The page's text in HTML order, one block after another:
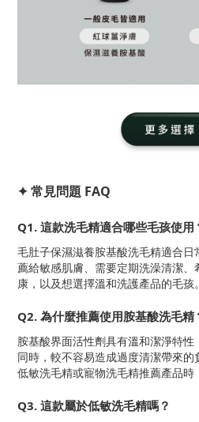
✦ 常見問題 FAQ
Q1. 這款洗毛精適合哪些毛孩使用
毛肚子保濕滋養胺基酸洗毛精適合
薦給敏感肌膚、需要定期洗澡清潔
康，以及想選擇溫和洗護產品的毛孩。
Q2. 為什麼推薦使用胺基酸洗毛精
胺基酸界面活性劑具有溫和潔淨特
同時，較不容易造成過度清潔帶來
低敏洗毛精或寵物洗毛精推薦產品時
Q3. 這款屬於低敏洗毛精嗎？